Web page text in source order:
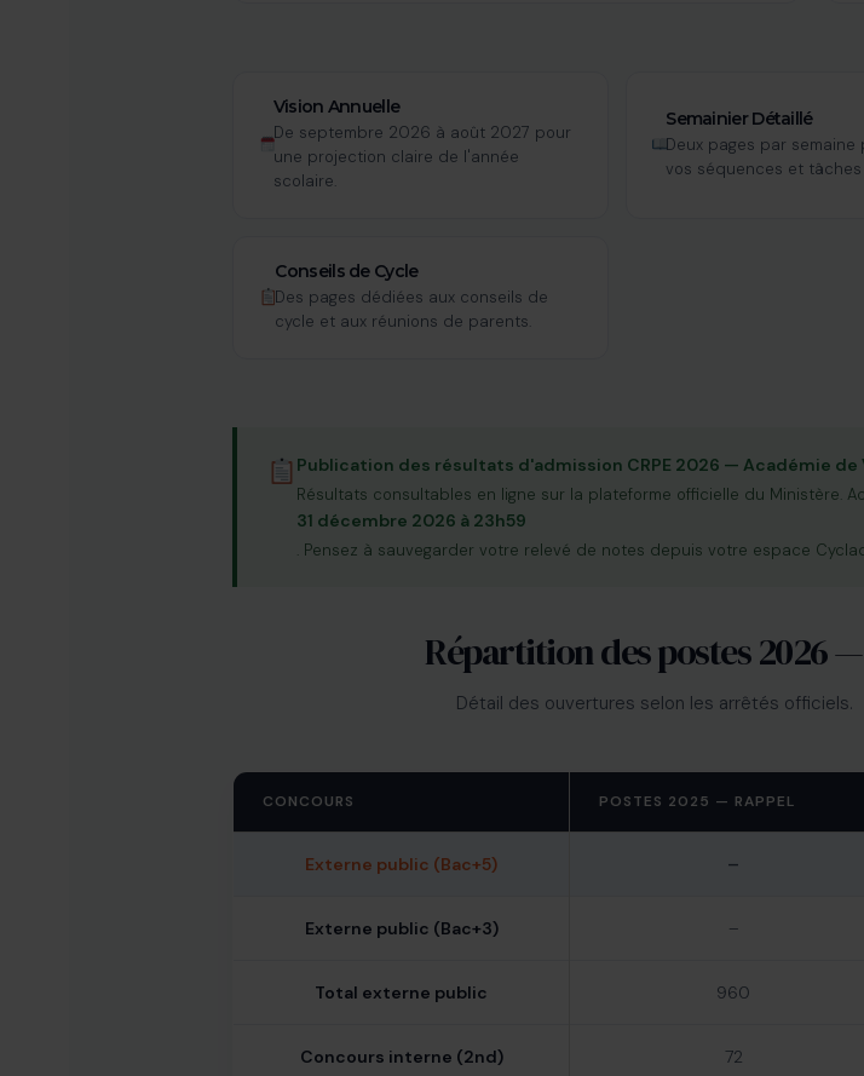
Vision Annuelle
De septembre 2026 à août 2027 pour
une projection claire de l'année
scolaire.
Semainier Détaillé
Deux pages par semaine
vos séquences et
Conseils de Cycle
Des pages dédiées aux conseils de
cycle et aux réunions de parents.
Publication des résultats d'admission CRPE 2026 — Académie de
Résultats consultables en ligne sur la plateforme officielle du Ministère.
31 décembre 2026 à 23h59
. Pensez à sauvegarder votre relevé de notes depuis votre espace
Répartition des postes 2026
Détail des ouvertures selon les arrêtés officiels.
CONCOURS POSTES 2025 — RAPPEL
Externe public (Bac+5) –
Externe public (Bac+3) –
Total externe public 960
Concours interne (2nd) 72